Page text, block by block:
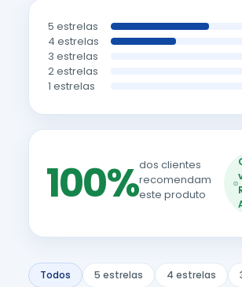
5 estrelas
4 estrelas
3 estrelas
2 estrelas
1 estrelas
100%dos clientes
recomendam
este produto
Todos 5 estrelas 4 estrelas